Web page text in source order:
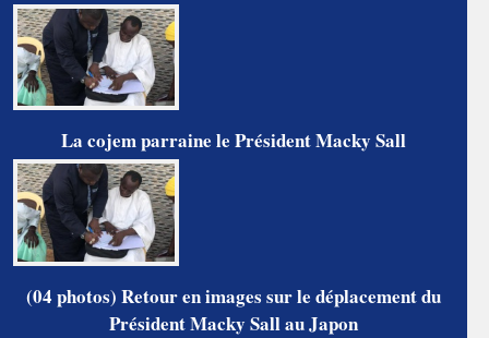
La cojem parraine le Président Macky Sall
(04 photos) Retour en images sur le déplacement du
Président Macky Sall au Japon